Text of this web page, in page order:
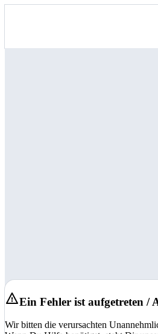
Ein Fehler ist aufgetreten /
Wir bitten die verursachten